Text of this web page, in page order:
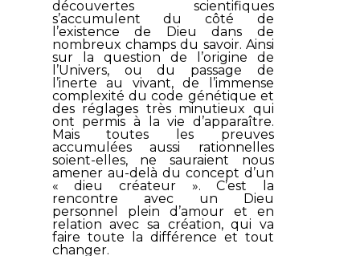
découvertes scientifiques
s’accumulent du côté de
l’existence de Dieu dans de
nombreux champs du savoir. Ainsi
sur la question de l’origine de
l’Univers, ou du passage de
l’inerte au vivant, de l’immense
complexité du code génétique et
des réglages très minutieux qui
ont permis à la vie d’apparaître.
Mais toutes les preuves
accumulées aussi rationnelles
soient-elles, ne sauraient nous
amener au-delà du concept d’un
« dieu créateur ». C’est la
rencontre avec un Dieu
personnel plein d’amour et en
relation avec sa création, qui va
faire toute la différence et tout
changer.